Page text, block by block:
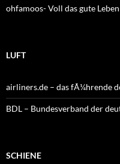
ohfamoos- Voll das gute Leben
LUFT
airliners.de – das fÃ¼hrende
BDL – Bundesverband der
SCHIENE